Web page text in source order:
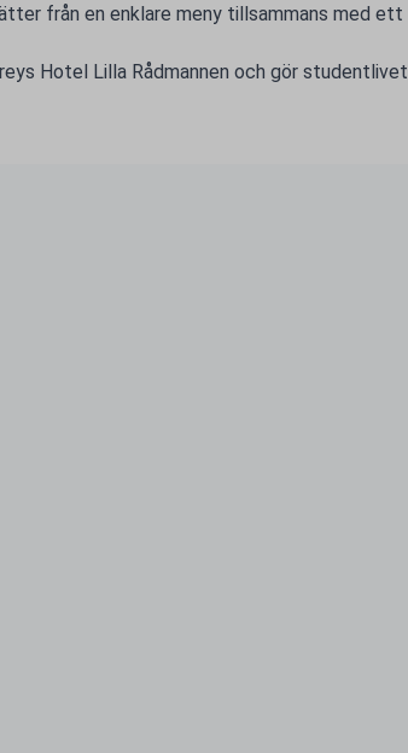
från en enklare meny tillsammans med ett
Hotel Lilla Rådmannen och gör studentlivet